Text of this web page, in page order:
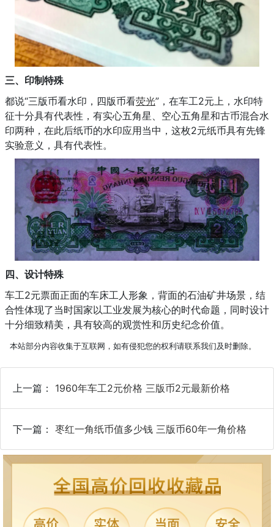
三、印制特殊
都说“三版币看水印，四版币看荧光”，在车工2元上，水印特
征十分具有代表性，有实心五角星、空心五角星和古币混合水
印两种，在此后纸币的水印应用当中，这枚2元纸币具有先锋
实验意义，具有代表性。
四、设计特殊
车工2元票面正面的车床工人形象，背面的石油矿井场景，结
合性体现了当时国家以工业发展为核心的时代命题，同时设计
十分细致精美，具有较高的观赏性和历史纪念价值。
本站部分内容收集于互联网，如有侵犯您的权利请联系我们及时删除。
上一篇： 1960年车工2元价格 三版币2元最新价格
下一篇： 枣红一角纸币值多少钱 三版币60年一角价格